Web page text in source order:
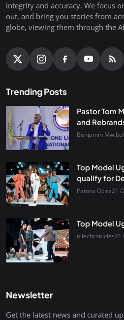
integrity and accuracy. We focus
out, and bring you stories from
globe, viewing them through the
Trending Posts
Pastor Tom
and
Benjamin Mwibo
Top Model
qualify for
Patons Ocira21
Top Model
nilechronicles21
Newsletter
Get the latest news and curated